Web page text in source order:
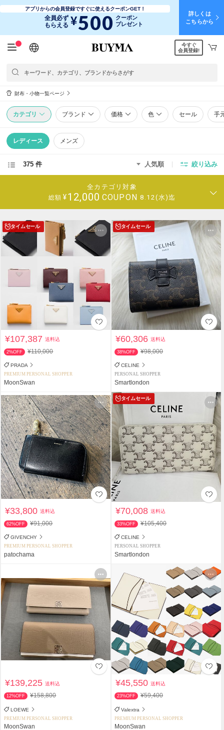
アプリからの会員登録ですぐに使えるクーポンGET！
全員必ず
もらえる ¥500 クーポン
プレゼント
詳しくは
こちらから
日本語
English
简体中文
繁體中文
今すぐ
会員登録!
財布・小物一覧ページ
カテゴリ ブランド 価格 色 セール 手
レディース メンズ
375 件 人気順 絞り込み
全カテゴリ対象
総額 ¥12,000 COUPON 8.12(水)迄
タイムセール
¥107,387送料込
2%OFF ¥110,000
PRADA
PREMIUM PERSONAL SHOPPER
MoonSwan
タイムセール
¥60,306送料込
38%OFF ¥98,000
CELINE
PERSONAL SHOPPER
Smartlondon
¥33,800送料込
62%OFF ¥91,000
GIVENCHY
PREMIUM PERSONAL SHOPPER
patochama
タイムセール
¥70,008送料込
33%OFF ¥105,400
CELINE
PERSONAL SHOPPER
Smartlondon
¥139,225送料込
12%OFF ¥158,800
LOEWE
PREMIUM PERSONAL SHOPPER
MoonSwan
¥45,550送料込
23%OFF ¥59,400
Valextra
PREMIUM PERSONAL SHOPPER
MoonSwan